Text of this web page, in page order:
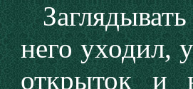
Заглядывать
него уходил,
открыток и